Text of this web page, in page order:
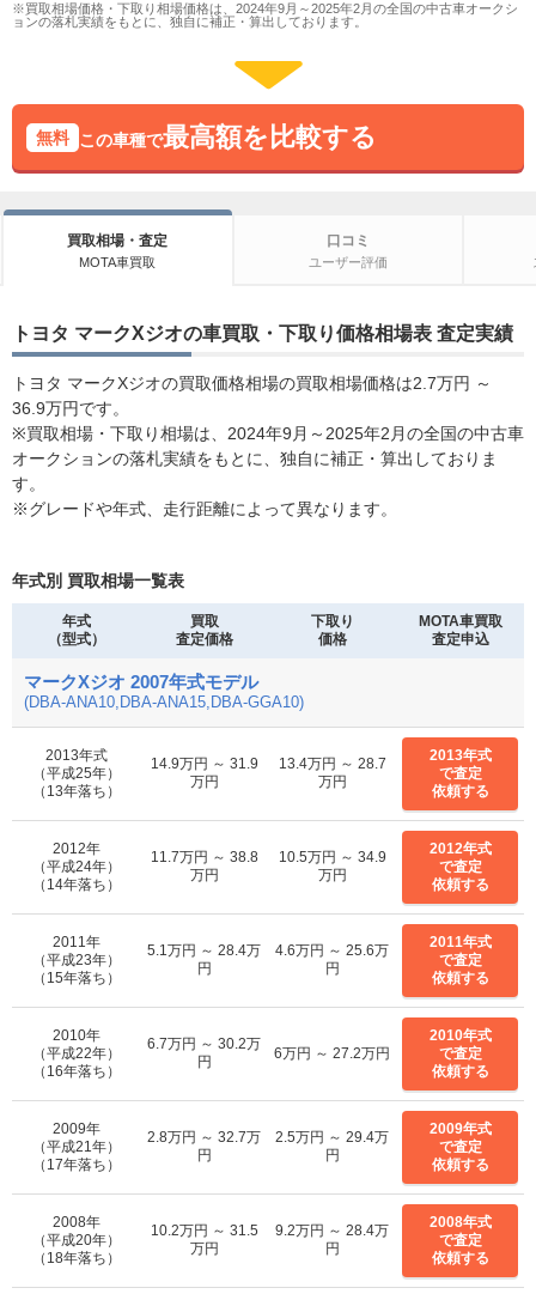
※買取相場価格・下取り相場価格は、2024年9月～2025年2月の全国の中古車オークシ
ョンの落札実績をもとに、独自に補正・算出しております。
無料 この車種で最高額を比較する
買取相場・査定
MOTA車買取
口コミ
ユーザー評価
トヨタ マークXジオの車買取・下取り価格相場表 査定実績
トヨタ マークXジオの買取価格相場の買取相場価格は2.7万円 ～
36.9万円です。
※買取相場・下取り相場は、2024年9月～2025年2月の全国の中古車
オークションの落札実績をもとに、独自に補正・算出しておりま
す。
※グレードや年式、走行距離によって異なります。
年式別 買取相場一覧表
年式
（型式）
買取
査定価格
下取り
価格
MOTA車買取
査定申込
マークXジオ 2007年式モデル
(DBA-ANA10,DBA-ANA15,DBA-GGA10)
2013年式
（平成25年）
（13年落ち）
14.9万円 ～ 31.9
万円
13.4万円 ～ 28.7
万円
2013年式
で査定
依頼する
2012年
（平成24年）
（14年落ち）
11.7万円 ～ 38.8
万円
10.5万円 ～ 34.9
万円
2012年式
で査定
依頼する
2011年
（平成23年）
（15年落ち）
5.1万円 ～ 28.4万
円
4.6万円 ～ 25.6万
円
2011年式
で査定
依頼する
2010年
（平成22年）
（16年落ち）
6.7万円 ～ 30.2万
円
6万円 ～ 27.2万円
2010年式
で査定
依頼する
2009年
（平成21年）
（17年落ち）
2.8万円 ～ 32.7万
円
2.5万円 ～ 29.4万
円
2009年式
で査定
依頼する
2008年
（平成20年）
（18年落ち）
10.2万円 ～ 31.5
万円
9.2万円 ～ 28.4万
円
2008年式
で査定
依頼する